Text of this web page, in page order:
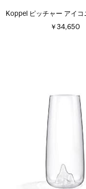
Koppel ピッチャー アイコ
￥34,650